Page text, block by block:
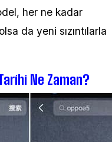
her ne kadar
da yeni sızıntılarla
Ne Zaman?